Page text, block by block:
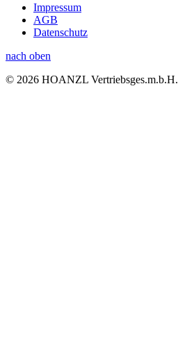
Impressum
AGB
Datenschutz
nach oben
© 2026 HOANZL Vertriebsges.m.b.H.